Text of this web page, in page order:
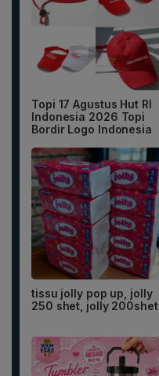
Topi 17 Agustus Hut RI
Indonesia 2026 Topi
Bordir Logo Indonesia
tissu jolly pop up, jolly
250 shet, jolly 200shet